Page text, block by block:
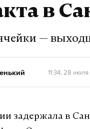
в
—
11:34, 28 июля
задержала в